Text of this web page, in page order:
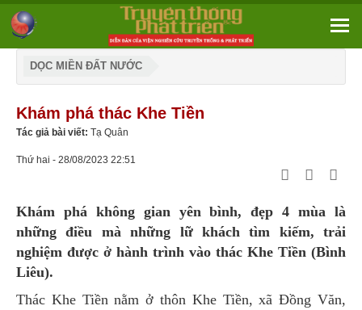
DỌC MIỀN ĐẤT NƯỚC
Khám phá thác Khe Tiền
Tác giả bài viết: Tạ Quân
Thứ hai - 28/08/2023 22:51
Khám phá không gian yên bình, đẹp 4 mùa là
những điều mà những lữ khách tìm kiếm, trải
nghiệm được ở hành trình vào thác Khe Tiền (Bình
Liêu).
Thác Khe Tiền nằm ở thôn Khe Tiền, xã Đồng Văn,